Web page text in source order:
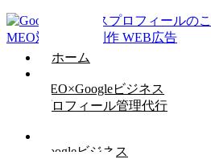
ホーム
MEO×Googleビジネス
プロフィール管理代行
Googleビジネス